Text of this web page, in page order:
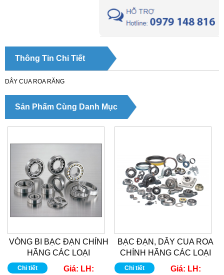
Thông Tin Chi Tiết
DÂY CUA ROA RĂNG
Sản Phẩm Cùng Danh Mục
VÒNG BI BẠC ĐẠN CHÍNH
HÃNG CÁC LOẠI
Chi tiết Giá: LH:
BẠC ĐẠN, DÂY CUA ROA
CHÍNH HÃNG CÁC LOẠI
Chi tiết Giá: LH: